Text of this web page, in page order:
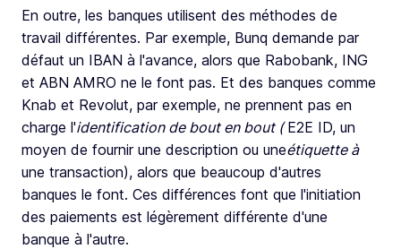
En outre, les banques utilisent des méthodes de
travail différentes. Par exemple, Bunq demande par
défaut un IBAN à l'avance, alors que Rabobank, ING
et ABN AMRO ne le font pas. Et des banques comme
Knab et Revolut, par exemple, ne prennent pas en
charge l'identification de bout en bout(E2E ID, un
moyen de fournir une description ou uneétiquette à
une transaction), alors que beaucoup d'autres
banques le font. Ces différences font que l'initiation
des paiements est légèrement différente d'une
banque à l'autre.